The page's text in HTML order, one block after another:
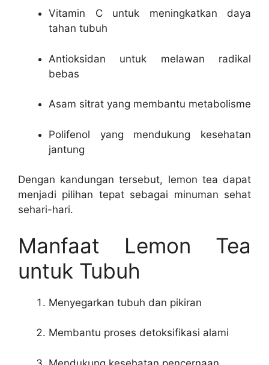
Vitamin C untuk meningkatkan daya
tahan tubuh
Antioksidan untuk melawan radikal
bebas
Asam sitrat yang membantu metabolisme
Polifenol yang mendukung kesehatan
jantung
Dengan kandungan tersebut, lemon tea dapat
menjadi pilihan tepat sebagai minuman sehat
sehari-hari.
Manfaat Lemon Tea
untuk Tubuh
Menyegarkan tubuh dan pikiran
Membantu proses detoksifikasi alami